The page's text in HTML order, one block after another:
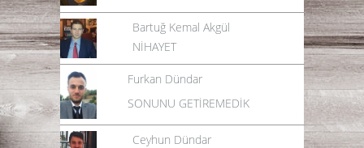
Bartuğ Kemal Akgül
NİHAYET
Furkan Dündar
SONUNU GETİREMEDİK
Ceyhun Dündar